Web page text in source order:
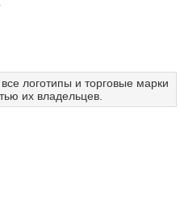
логотипы и торговые марки
их владельцев.